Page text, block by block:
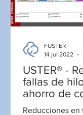
USTER® -
fallas de
ahorro de
Sentinel
Reducciones en
FUSTER
14 jul 2022